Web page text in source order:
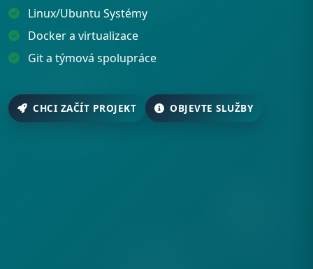
Linux/Ubuntu Systémy
Docker a virtualizace
Git a týmová spolupráce
CHCI ZAČÍT PROJEKT OBJEVTE SLUŽBY